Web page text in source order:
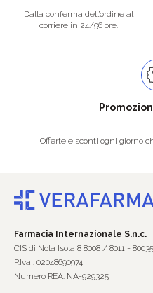
Dalla conferma dell’ordine al
corriere in 24/96 ore.
Offerte e sconti ogni giorno
Farmacia Internazionale S.n.c.
CIS di Nola Isola 8 8008 / 8011 -
P.Iva : 02048690974
Numero REA: NA-929325